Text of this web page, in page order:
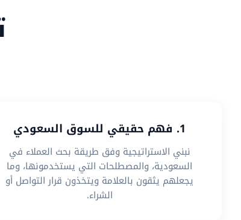
1. فهم حقيقي للسوق السعودي
نبني الاستراتيجية وفق طريقة بحث العملاء في
السعودية، والمصطلحات التي يستخدمونها، وما
يجعلهم يثقون بالعلامة ويتخذون قرار التواصل أو
الشراء.